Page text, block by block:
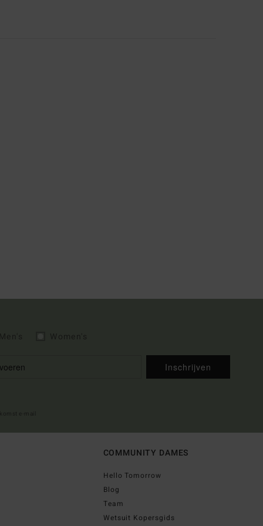
Inschrijven
COMMUNITY DAMES
Hello Tomorrow
Blog
Team
Wetsuit Kopersgids